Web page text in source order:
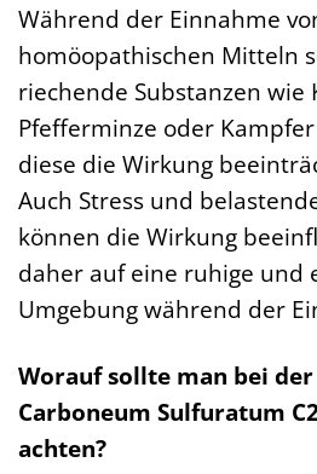
Während der Einnahme
homöopathischen Mitteln
riechende Substanzen wie
Pfefferminze oder
diese die Wirkung
Auch Stress und
können die Wirkung
daher auf eine ruhige und
Umgebung während der
Worauf sollte man bei
Carboneum Sulfuratum
achten?